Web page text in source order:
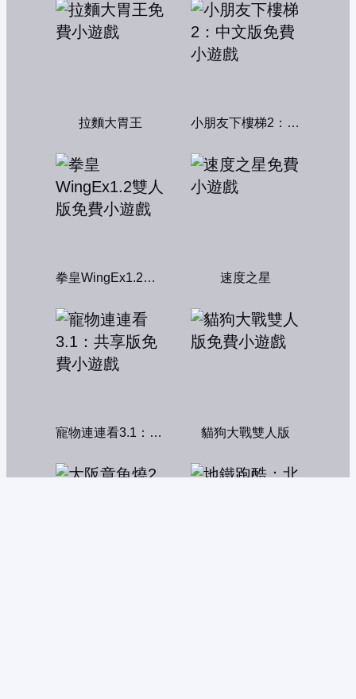
拉麵大胃王 小朋友下樓梯2：中文版
拳皇WingEx1.2雙人版 速度之星
寵物連連看3.1：共享版 貓狗大戰雙人版